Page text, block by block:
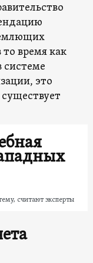
время как
системе
это
считают эксперты